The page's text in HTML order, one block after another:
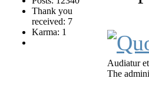
Thank you
received: 7
Karma: 1
Audiatur
The